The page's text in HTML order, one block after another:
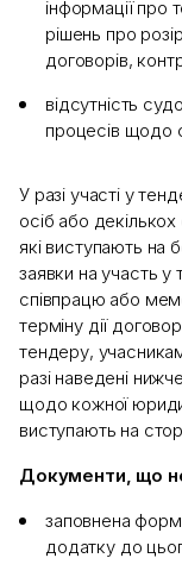
інформації про
рішень про
договорів,
відсутність
процесів щодо
У разі участі у
осіб або декількох
які виступають на
заявки на участь
співпрацю або
терміну дії
тендеру,
разі наведені
щодо кожної
виступають на
Документи, що
заповнена
додатку до